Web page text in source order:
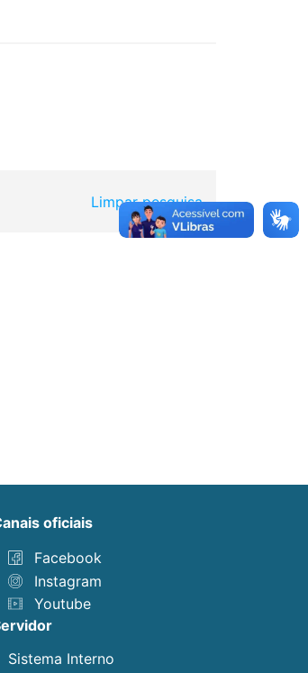
Limpar pesquisa
canais oficiais
Facebook
Instagram
Youtube
servidor
Sistema Interno